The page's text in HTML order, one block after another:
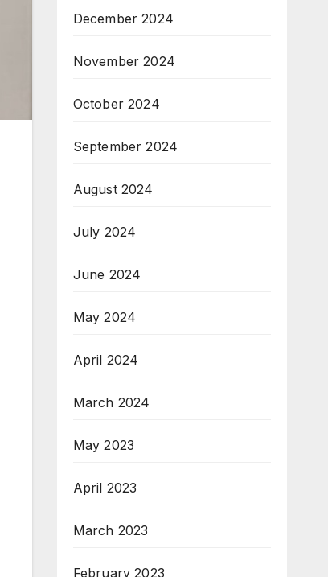
December 2024
November 2024
October 2024
September 2024
August 2024
July 2024
June 2024
May 2024
April 2024
March 2024
May 2023
April 2023
March 2023
February 2023